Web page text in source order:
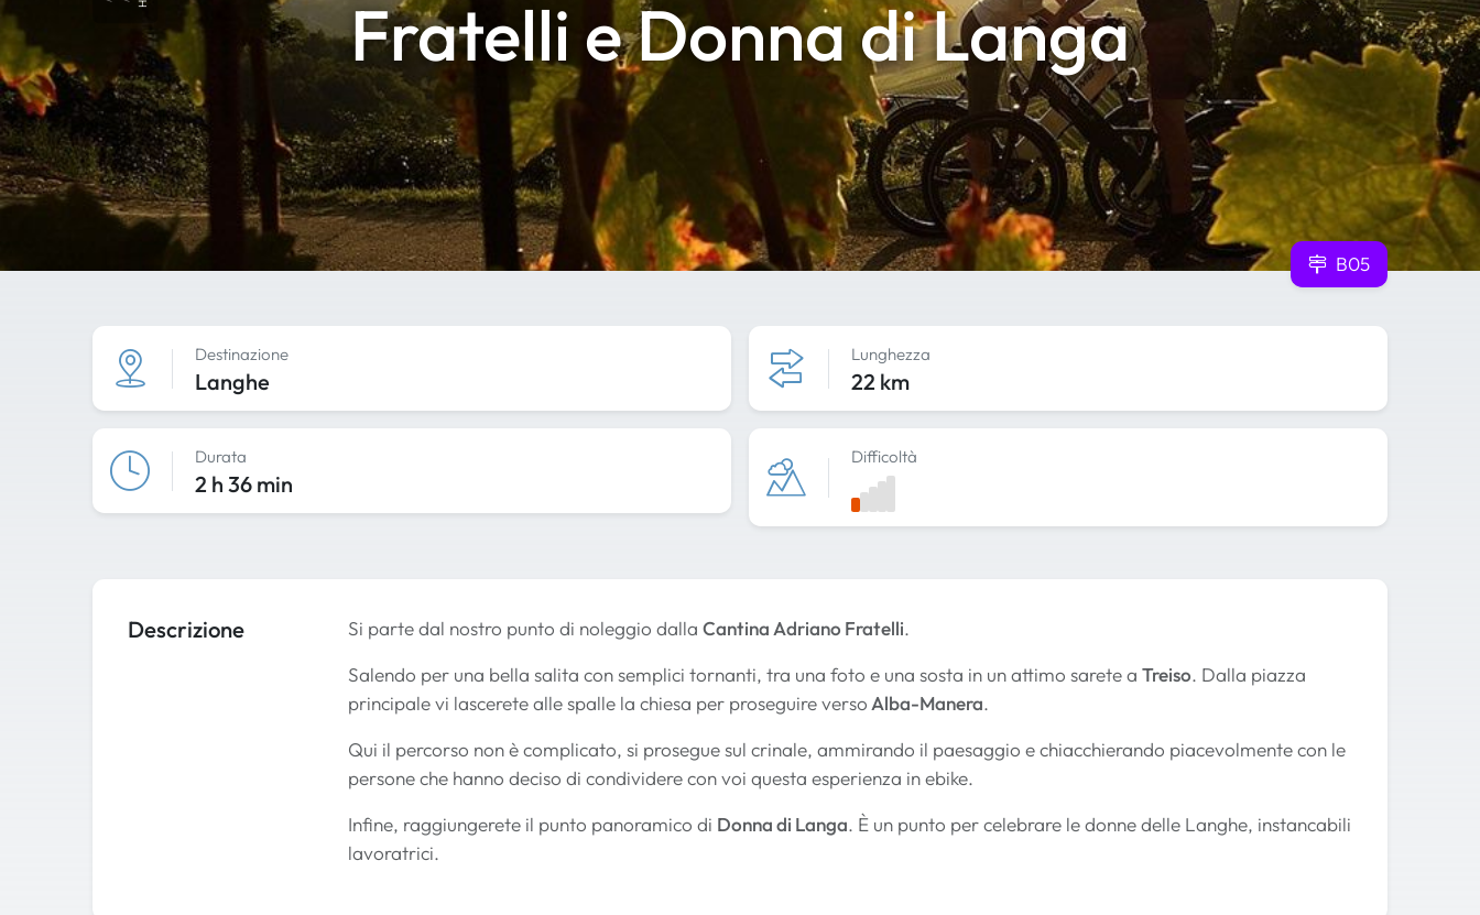
Fratelli e Donna di Langa
B05
Destinazione
Langhe
Lunghezza
22 km
Durata
2 h 36 min
Difficoltà
Descrizione Si parte dal nostro punto di noleggio dalla Cantina Adriano Fratelli.
Salendo per una bella salita con semplici tornanti, tra una foto e una sosta in un attimo sarete a Treiso. Dalla piazza
principale vi lascerete alle spalle la chiesa per proseguire versoAlba-Manera.
Qui il percorso non è complicato, si prosegue sul crinale, ammirando il paesaggio e chiacchierando piacevolmente con le
persone che hanno deciso di condividere con voi questa esperienza in ebike.
Infine, raggiungerete il punto panoramico di Donna di Langa. È un punto per celebrare le donne delle Langhe, instancabili
lavoratrici.